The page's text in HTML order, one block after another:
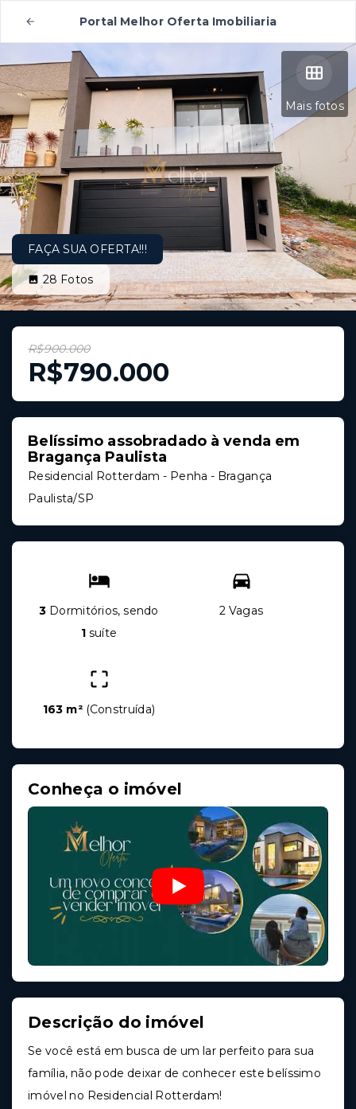
Portal Melhor Oferta Imobiliaria
Mais fotos
FAÇA SUA OFERTA!!!
28 Fotos
R$900.000
R$790.000
Belíssimo assobradado à venda em
Bragança Paulista
Residencial Rotterdam - Penha - Bragança
Paulista/SP
3 Dormitórios, sendo
1 suíte
2 Vagas
163 m² (Construída)
Conheça o imóvel
Descrição do imóvel
Se você está em busca de um lar perfeito para sua
família, não pode deixar de conhecer este belíssimo
imóvel no Residencial Rotterdam!